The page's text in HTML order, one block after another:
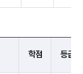
학점 등급